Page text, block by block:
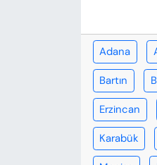
Adana
Bartın
Erzincan
Karabük
VAN VE